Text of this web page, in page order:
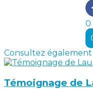
0
Consultez également
Témoignage de